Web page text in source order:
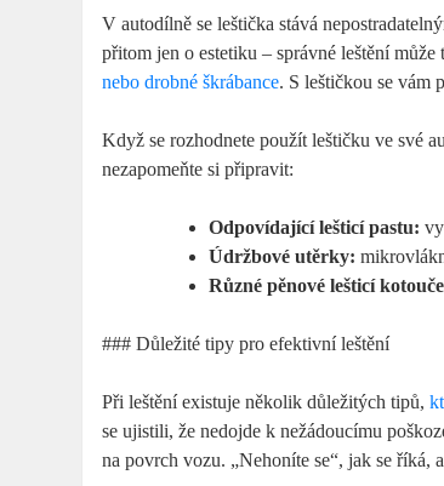
V autodílně se leštička stává
přitom jen o estetiku – správné leštění
nebo drobné škrábance. S leštičkou se vám
Když se rozhodnete použít leštičku ve své
nezapomeňte si připravit:
Odpovídající lešticí pastu:
Údržbové utěrky:
Různé pěnové lešticí
### Důležité tipy pro efektivní leštění
Při leštění existuje několik důležitých tipů,
se ujistili, že nedojde k nežádoucímu
na povrch vozu. „Nehoníte se“, jak se říká,